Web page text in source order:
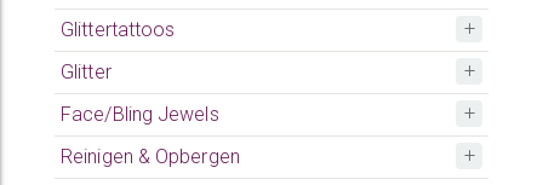
Glittertattoos
Glitter
Face/Bling Jewels
Reinigen & Opbergen